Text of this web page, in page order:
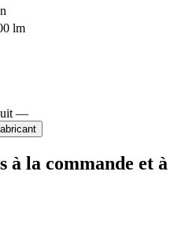
lm
—
la commande et à